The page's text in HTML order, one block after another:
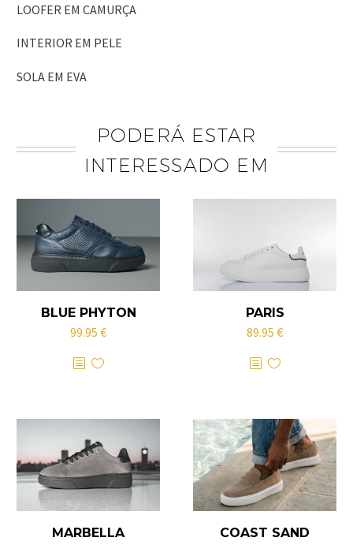
LOOFER EM CAMURÇA
INTERIOR EM PELE
SOLA EM EVA
PODERÁ ESTAR
INTERESSADO EM
BLUE PHYTON
99.95 €
Este
múltiples
variantes.
Las
opciones
se
elegir
PARIS
89.95 €
Este
múltiples
variantes.
Las
opciones
se
elegir
MARBELLA COAST SAND